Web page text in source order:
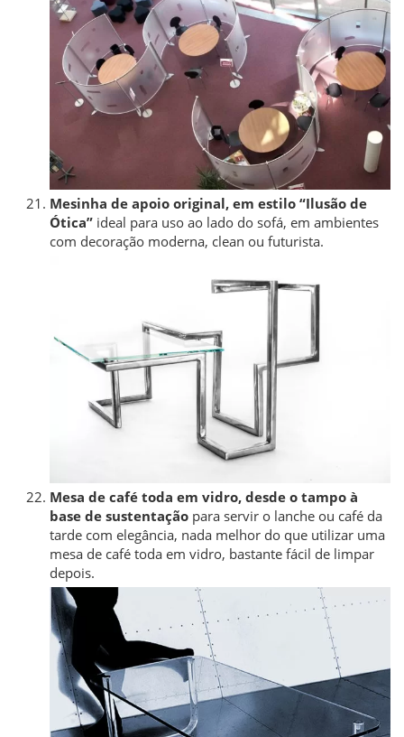
Mesinha de apoio original, em estilo “Ilusão de
Ótica” ideal para uso ao lado do sofá, em ambientes
com decoração moderna, clean ou futurista.
Mesa de café toda em vidro, desde o tampo à
base de sustentação para servir o lanche ou café da
tarde com elegância, nada melhor do que utilizar uma
mesa de café toda em vidro, bastante fácil de limpar
depois.